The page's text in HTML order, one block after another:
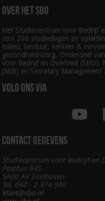
Over het SBO
Het Studiecentrum voor Bedrijf
zo’n 200 studiedagen en
milieu, bestuur, verkeer &
gezondheidszorg. Onderdeel
voor Bedrijf en Overheid
(NIB) en Secretary
Volg ons via
Contact gegevens
Studiecentrum voor Bedrijf en
Postbus 845
5600 AV Eindhoven
Tel. 040 - 2 974 980
klant@sbo.nl